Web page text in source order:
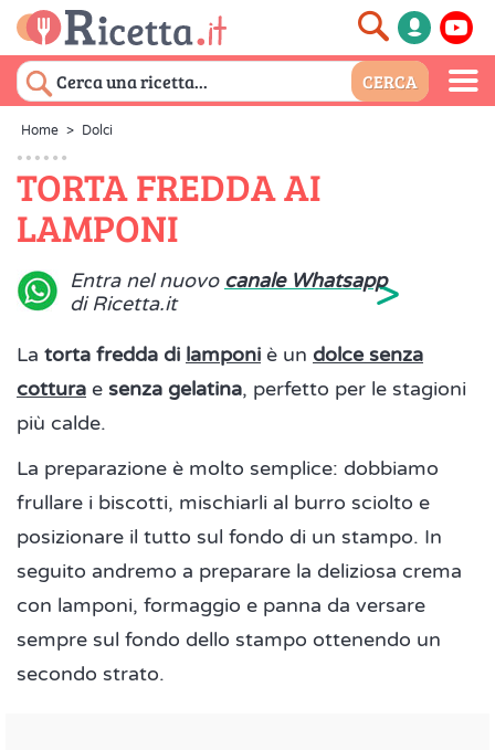
Home > Dolci
TORTA FREDDA AI
LAMPONI
Entra nel nuovo canale Whatsapp
di Ricetta.it
>
La torta fredda di lamponi è un dolce senza
cottura e senza gelatina, perfetto per le stagioni
più calde.
La preparazione è molto semplice: dobbiamo
frullare i biscotti, mischiarli al burro sciolto e
posizionare il tutto sul fondo di un stampo. In
seguito andremo a preparare la deliziosa crema
con lamponi, formaggio e panna da versare
sempre sul fondo dello stampo ottenendo un
secondo strato.